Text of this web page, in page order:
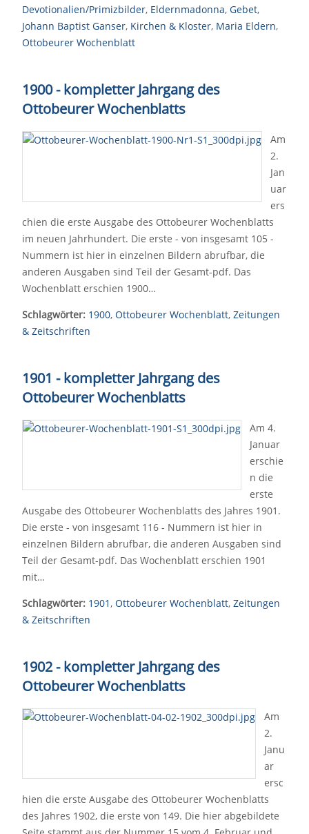
Devotionalien/Primizbilder, Eldernmadonna, Gebet,
Johann Baptist Ganser, Kirchen & Kloster, Maria Eldern,
Ottobeurer Wochenblatt
1900 - kompletter Jahrgang des
Ottobeurer Wochenblatts
Am
2.
Jan
uar
ers
chien die erste Ausgabe des Ottobeurer Wochenblatts
im neuen Jahrhundert. Die erste - von insgesamt 105 -
Nummern ist hier in einzelnen Bildern abrufbar, die
anderen Ausgaben sind Teil der Gesamt-pdf. Das
Wochenblatt erschien 1900…
Schlagwörter: 1900, Ottobeurer Wochenblatt, Zeitungen
& Zeitschriften
1901 - kompletter Jahrgang des
Ottobeurer Wochenblatts
Am 4.
Januar
erschie
n die
erste
Ausgabe des Ottobeurer Wochenblatts des Jahres 1901.
Die erste - von insgesamt 116 - Nummern ist hier in
einzelnen Bildern abrufbar, die anderen Ausgaben sind
Teil der Gesamt-pdf. Das Wochenblatt erschien 1901
mit…
Schlagwörter: 1901, Ottobeurer Wochenblatt, Zeitungen
& Zeitschriften
1902 - kompletter Jahrgang des
Ottobeurer Wochenblatts
Am
2.
Janu
ar
ersc
hien die erste Ausgabe des Ottobeurer Wochenblatts
des Jahres 1902, die erste von 149. Die hier abgebildete